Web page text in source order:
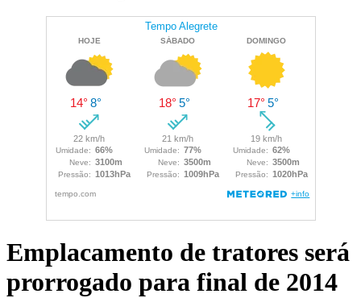
Emplacamento de tratores será
prorrogado para final de 2014